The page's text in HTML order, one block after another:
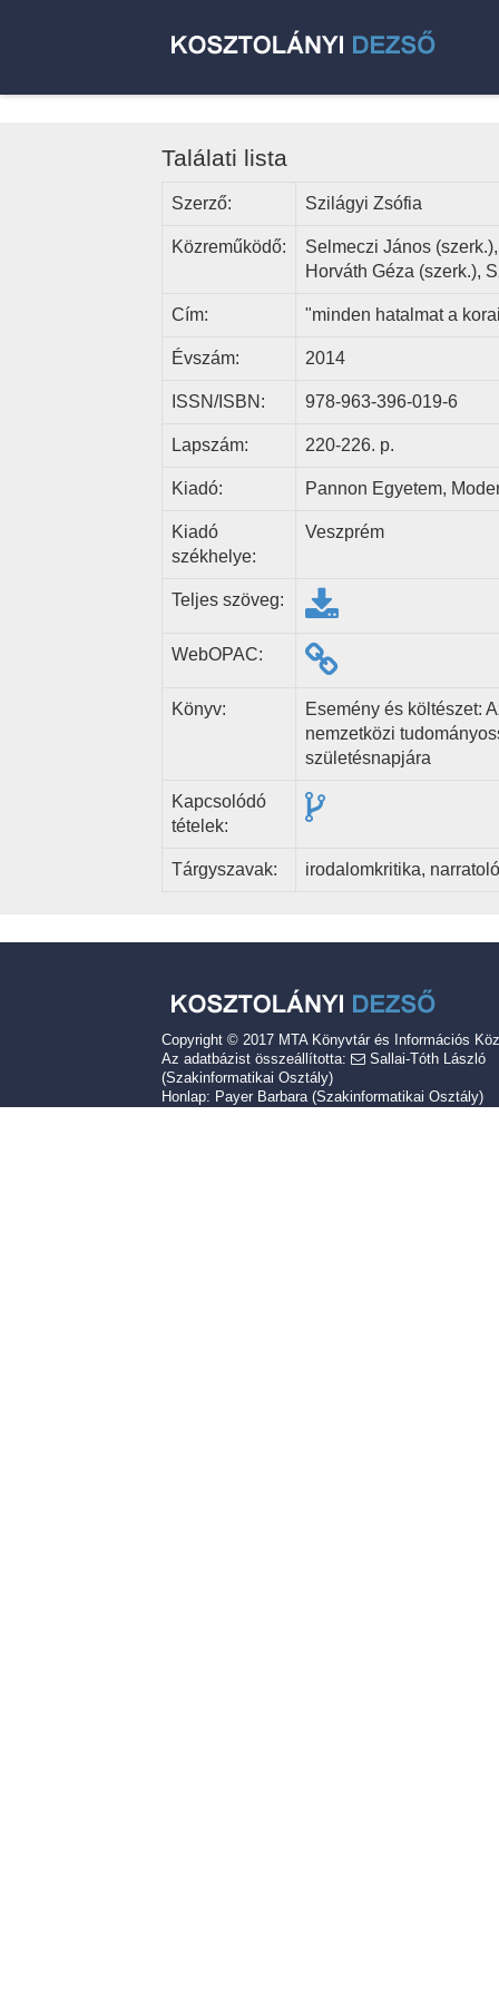
Találati lista
Szerző: Szilágyi Zsófia
Közreműködő:
Selmeczi János
Horváth Géza (szerk.),
Cím: "minden hatalmat a
Évszám: 2014
ISSN/ISBN: 978-963-396-019-6
Lapszám: 220-226. p.
Kiadó: Pannon Egyetem,
Kiadó
székhelye:
Veszprém
Teljes szöveg:
WebOPAC:
Könyv:
Esemény és költészet:
nemzetközi
születésnapjára
Kapcsolódó
tételek:
Tárgyszavak: irodalomkritika,
Copyright © 2017 MTA Könyvtár és Információs
Az adatbázist összeállította:
Sallai-Tóth László
(Szakinformatikai Osztály)
Honlap: Payer Barbara (Szakinformatikai Osztály)